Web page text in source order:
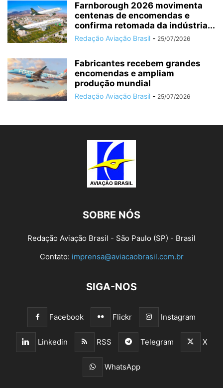
Farnborough 2026 movimenta
centenas de encomendas e
confirma retomada da indústria...
Redação Aviação Brasil - 25/07/2026
Fabricantes recebem grandes
encomendas e ampliam
produção mundial
Redação Aviação Brasil - 25/07/2026
SOBRE NÓS
Redação Aviação Brasil - São Paulo (SP) - Brasil
Contato: imprensa@aviacaobrasil.com.br
SIGA-NOS
Facebook Flickr Instagram
Linkedin RSS Telegram X
WhatsApp